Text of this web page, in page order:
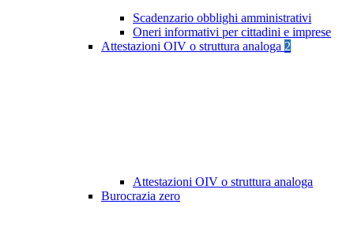
Scadenzario obblighi amministrativi
Oneri informativi per cittadini e imprese
Attestazioni OIV o struttura analoga 2
Attestazioni OIV o struttura analoga
Burocrazia zero